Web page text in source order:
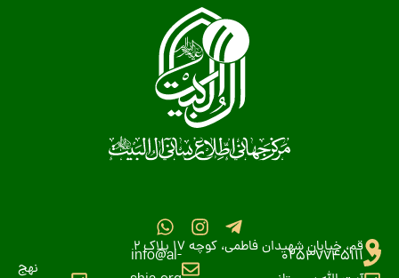
قم، خیابان شهیدان فاطمی، کوچه 17 پلاک 2
02537745111
info@al-
نهج